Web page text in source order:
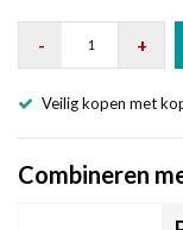
- +
Veilig kopen met
Combineren